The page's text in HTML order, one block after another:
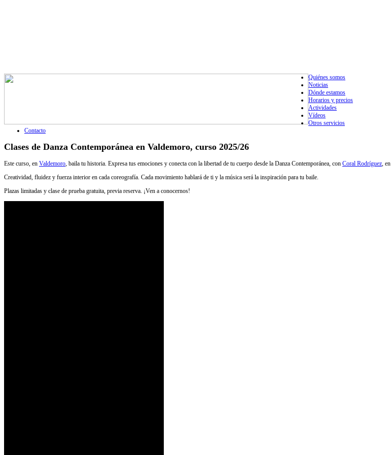
Quiénes somos
Noticias
Dónde estamos
Horarios y precios
Actividades
Vídeos
Otros servicios
Contacto
Clases de Danza Contemporánea en Valdemoro, curso 2025/26
Este curso, en Valdemoro, baila tu historia. Expresa tus emociones y conecta con la libertad de tu cuerpo desde la Danza Contemporánea, con Coral Rodríguez, en
Creatividad, fluidez y fuerza interior en cada coreografía. Cada movimiento hablará de ti y la música será la inspiración para tu baile.
Plazas limitadas y clase de prueba gratuita, previa reserva. ¡Ven a conocernos!